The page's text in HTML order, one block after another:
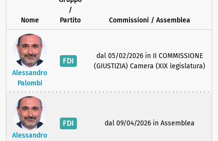
Nome
/
Partito
Commissioni / Assemblea
Alessandro
Palombi
FDI
dal 05/02/2026 in II COMMISSIONE
(GIUSTIZIA) Camera (XIX legislatura)
Alessandro
FDI dal 09/04/2026 in Assemblea